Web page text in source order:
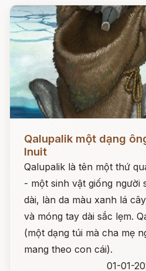
Qalupalik một dạng
Inuit
Qalupalik là tên một thứ
- một sinh vật giống người
dài, làn da màu xanh lá
và móng tay dài sắc lẹm.
(một dạng túi mà cha mẹ
mang theo con cái).
01-01-